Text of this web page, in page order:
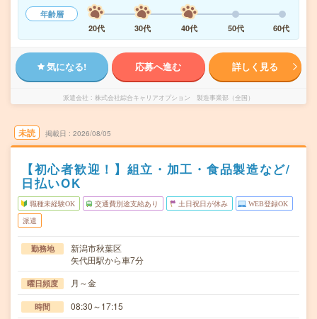
年齢層
20代
30代 40代 50代 60代
気になる! 応募へ進む 詳しく見る
派遣会社 株式会社綜合キャリアオプション 製造事業部（全国）
未読 掲載日 2026/08/05
【初心者歓迎！】組立・加工・食品製造など/
日払いOK
職種未経験OK 交通費別途支給あり 土日祝日が休み WEB登録OK
派遣
勤務地
新潟市秋葉区
矢代田駅から車7分
曜日頻度 月～金
時間 08:30～17:15